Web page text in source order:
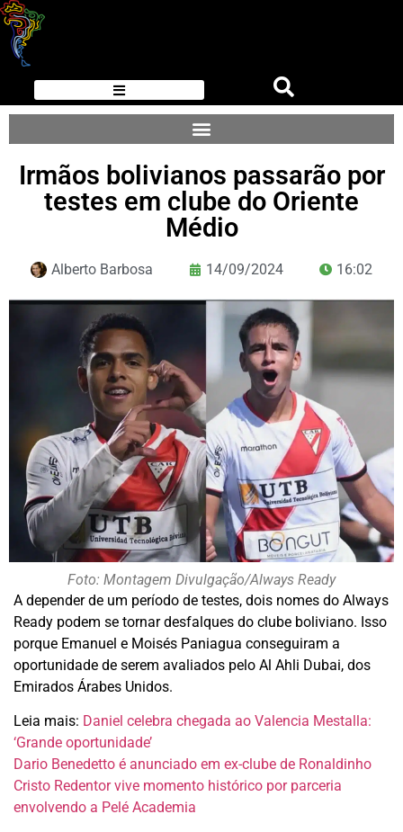
Irmãos bolivianos passarão por
testes em clube do Oriente
Médio
Alberto Barbosa 14/09/2024 16:02
Foto: Montagem Divulgação/Always Ready
A depender de um período de testes, dois nomes do Always
Ready podem se tornar desfalques do clube boliviano. Isso
porque Emanuel e Moisés Paniagua conseguiram a
oportunidade de serem avaliados pelo Al Ahli Dubai, dos
Emirados Árabes Unidos.
Leia mais: Daniel celebra chegada ao Valencia Mestalla:
‘Grande oportunidade’
Dario Benedetto é anunciado em ex-clube de Ronaldinho
Cristo Redentor vive momento histórico por parceria
envolvendo a Pelé Academia